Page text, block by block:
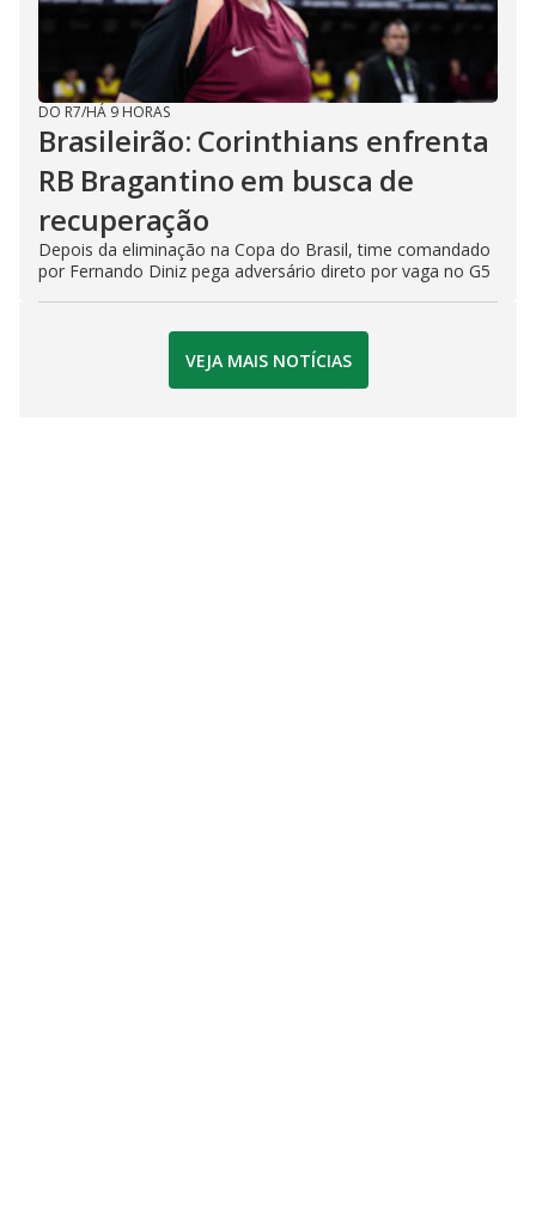
DO R7/HÁ 9 HORAS
Brasileirão: Corinthians enfrenta
RB Bragantino em busca de
recuperação
Depois da eliminação na Copa do Brasil, time comandado
por Fernando Diniz pega adversário direto por vaga no G5
VEJA MAIS NOTÍCIAS